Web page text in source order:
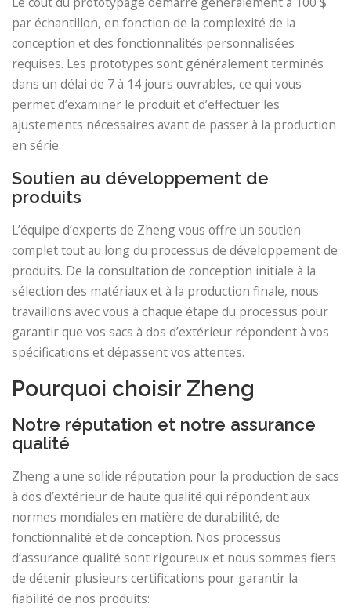
par échantillon, en fonction de la complexité de la
conception et des fonctionnalités personnalisées
requises. Les prototypes sont généralement terminés
dans un délai de 7 à 14 jours ouvrables, ce qui vous
permet d’examiner le produit et d’effectuer les
ajustements nécessaires avant de passer à la production
en série.
Soutien au développement de
produits
L’équipe d’experts de Zheng vous offre un soutien
complet tout au long du processus de développement de
produits. De la consultation de conception initiale à la
sélection des matériaux et à la production finale, nous
travaillons avec vous à chaque étape du processus pour
garantir que vos sacs à dos d’extérieur répondent à vos
spécifications et dépassent vos attentes.
Pourquoi choisir Zheng
Notre réputation et notre assurance
qualité
Zheng a une solide réputation pour la production de sacs
à dos d’extérieur de haute qualité qui répondent aux
normes mondiales en matière de durabilité, de
fonctionnalité et de conception. Nos processus
d’assurance qualité sont rigoureux et nous sommes fiers
de détenir plusieurs certifications pour garantir la
fiabilité de nos produits: